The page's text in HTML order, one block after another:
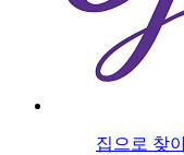
집으로 찾